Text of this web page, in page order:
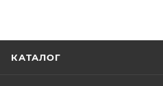
КАТАЛОГ